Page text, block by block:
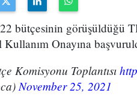
bütçesinin görüşüldüğü
Onayına
Komisyonu Toplantısı
November 25, 2021